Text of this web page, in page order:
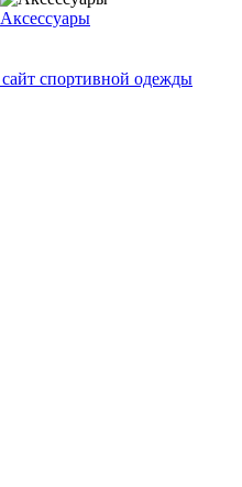
Аксессуары